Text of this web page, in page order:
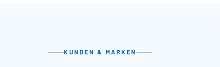
KUNDEN & MARKEN